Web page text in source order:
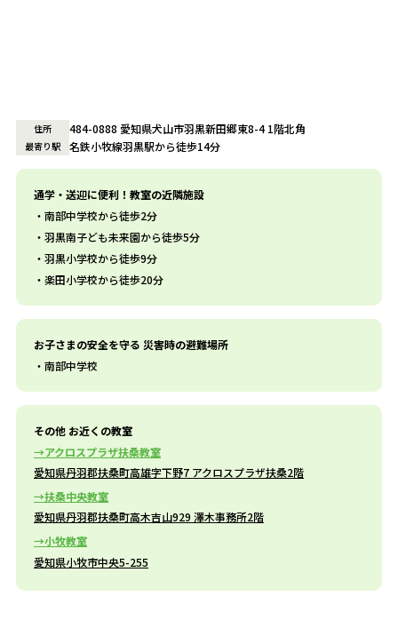
住所 484-0888 愛知県犬山市羽黒新田郷東8-4 1階北角
最寄り駅 名鉄小牧線羽黒駅から徒歩14分
通学・送迎に便利！教室の近隣施設
南部中学校から徒歩2分
羽黒南子ども未来園から徒歩5分
羽黒小学校から徒歩9分
楽田小学校から徒歩20分
お子さまの安全を守る 災害時の避難場所
南部中学校
その他 お近くの教室
アクロスプラザ扶桑教室
愛知県丹羽郡扶桑町高雄字下野7 アクロスプラザ扶桑2階
扶桑中央教室
愛知県丹羽郡扶桑町高木吉山929 澤木事務所2階
小牧教室
愛知県小牧市中央5-255